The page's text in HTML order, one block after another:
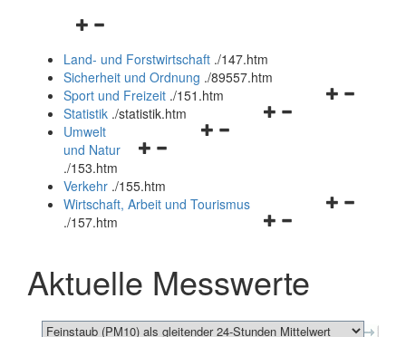
Navigationsmenü
und
schließen
Land- und Forstwirtschaft ./147.htm
Sicherheit und Ordnung ./89557.htm
Navigationsmenü
Sport und Freizeit ./151.htm
Navigationsmenü
Statistik ./statistik.htm
Navigationsmenü
und
schließen
Umwelt
und Natur
./153.htm
Verkehr ./155.htm
Navigationsmenü
schließen
Wirtschaft, Arbeit und Tourismus
./157.htm
Aktuelle Messwerte